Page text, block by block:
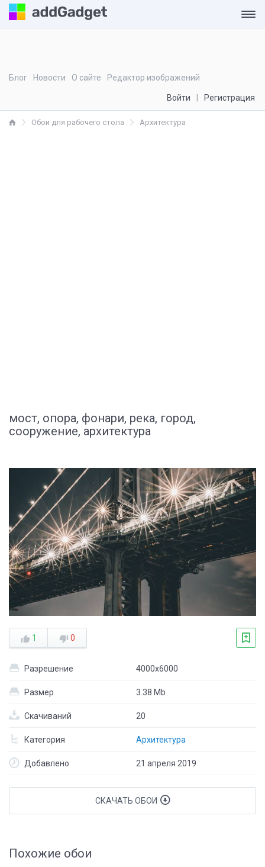
Блог Новости О сайте Редактор изображений
Войти Регистрация
Обои для рабочего стола Архитектура
мост, опора, фонари, река, город,
сооружение, архитектура
1 0
Разрешение 4000x6000
Размер 3.38 Mb
Скачиваний 20
Категория Архитектура
Добавлено 21 апреля 2019
СКАЧАТЬ ОБОИ
Похожие обои